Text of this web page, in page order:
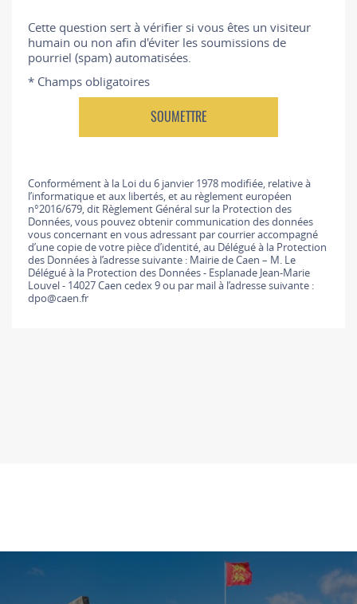
Cette question sert à vérifier si vous êtes un visiteur
humain ou non afin d'éviter les soumissions de
pourriel (spam) automatisées.
* Champs obligatoires
Conformément à la Loi du 6 janvier 1978 modifiée, relative à
l’informatique et aux libertés, et au règlement européen
n°2016/679, dit Règlement Général sur la Protection des
Données, vous pouvez obtenir communication des données
vous concernant en vous adressant par courrier accompagné
d’une copie de votre pièce d’identité, au Délégué à la Protection
des Données à l’adresse suivante : Mairie de Caen – M. Le
Délégué à la Protection des Données - Esplanade Jean-Marie
Louvel - 14027 Caen cedex 9 ou par mail à l’adresse suivante :
dpo@caen.fr